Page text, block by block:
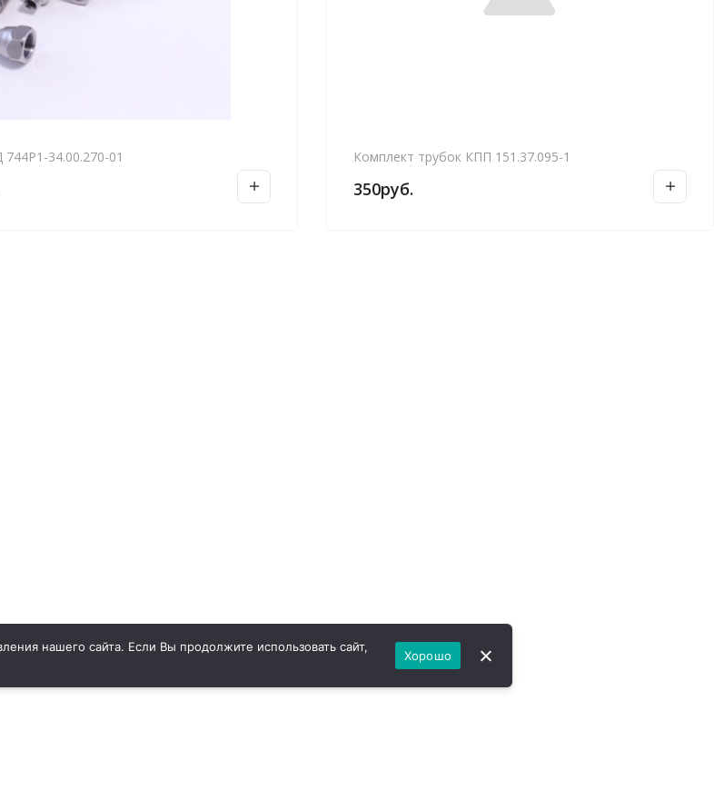
34.00.270-01 Комплект трубок КПП 151.37.095-1
350руб.
нашего сайта. Если Вы продолжите использовать сайт,
Хорошо